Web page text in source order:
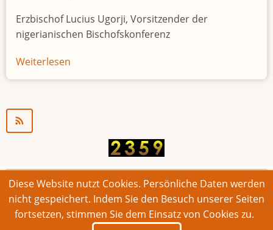
Erzbischof Lucius Ugorji, Vorsitzender der
nigerianischen Bischofskonferenz
Weiterlesen
Jugendarbeitslosigkeit
© 2026 Bonner Aufruf. Alle Rechte vorbehalten.
Footer
Impressum Kontakt Intern
Diese Website nutzt Cookies. Persönliche Daten werden
nicht gespeichert. Indem Sie den Besuch unserer Seiten
fortsetzen, stimmen Sie dem Einsatz von Cookies zu.